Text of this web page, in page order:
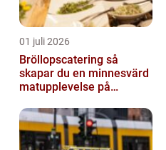
01 juli 2026
Bröllopscatering så
skapar du en minnesvärd
matupplevelse på